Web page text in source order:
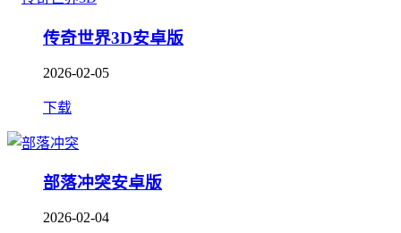
传奇世界3D安卓版
2026-02-05
下载
部落冲突安卓版
2026-02-04